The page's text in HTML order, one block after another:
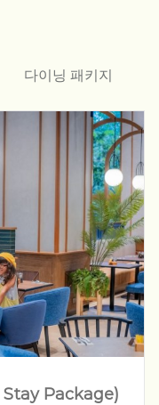
다이닝 패키지
Stay Package)